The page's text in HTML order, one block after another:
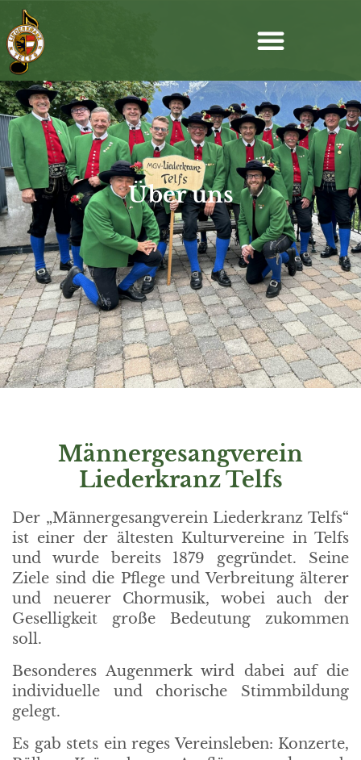
Über uns
Männergesangverein
Liederkranz Telfs
Der „Männergesangverein Liederkranz Telfs“
ist einer der ältesten Kulturvereine in Telfs
und wurde bereits 1879 gegründet. Seine
Ziele sind die Pflege und Verbreitung älterer
und neuerer Chormusik, wobei auch der
Geselligkeit große Bedeutung zukommen
soll.
Besonderes Augenmerk wird dabei auf die
individuelle und chorische Stimmbildung
gelegt.
Es gab stets ein reges Vereinsleben: Konzerte,